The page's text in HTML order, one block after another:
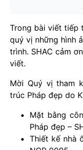
Trong bài viết tiếp
quý vị những hình
trình. SHAC cảm
viết.
Mời Quý vị tham
trúc Pháp đẹp do
Mặt bằng
Pháp đẹp –
Thiết kế nhà